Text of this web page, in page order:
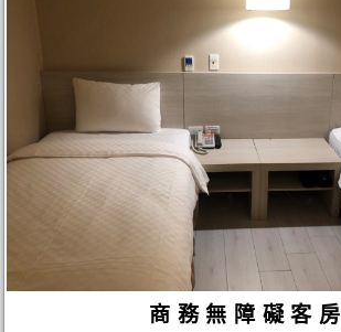
商務無障礙客房